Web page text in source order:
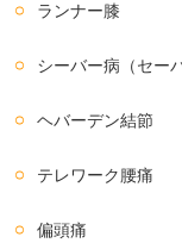
ランナー膝
シーバー病（セー
ヘバーデン結節
テレワーク腰痛
偏頭痛